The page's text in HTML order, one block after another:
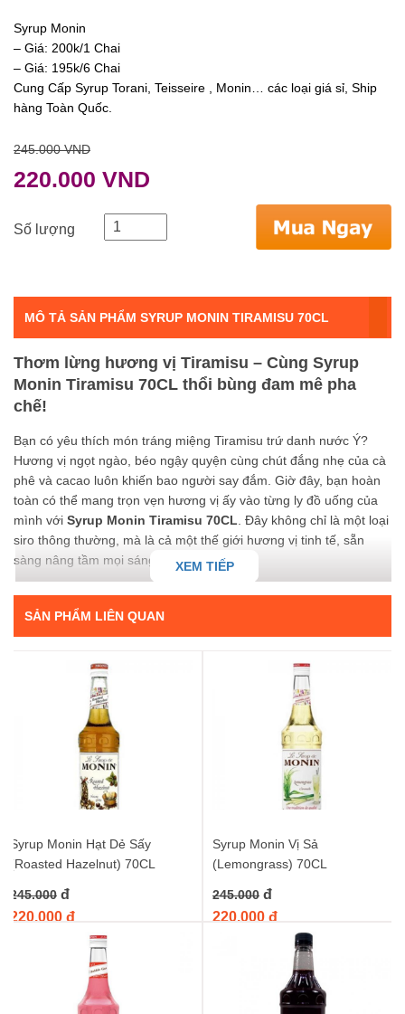
Syrup Monin
– Giá: 200k/1 Chai
– Giá: 195k/6 Chai
Cung Cấp Syrup Torani, Teisseire , Monin… các loại giá sỉ, Ship
hàng Toàn Quốc.
245.000 VND
220.000 VND
Số lượng
MÔ TẢ SẢN PHẨM SYRUP MONIN TIRAMISU 70CL
Thơm lừng hương vị Tiramisu – Cùng Syrup
Monin Tiramisu 70CL thổi bùng đam mê pha
chế!
Bạn có yêu thích món tráng miệng Tiramisu trứ danh nước Ý?
Hương vị ngọt ngào, béo ngậy quyện cùng chút đắng nhẹ của cà
phê và cacao luôn khiến bao người say đắm. Giờ đây, bạn hoàn
toàn có thể mang trọn vẹn hương vị ấy vào từng ly đồ uống của
mình với Syrup Monin Tiramisu 70CL . Đây không chỉ là một loại
siro thông thường, mà là cả một thế giới hương vị tinh tế, sẵn
sàng nâng tầm mọi sáng tạo của bạn.
chinh phục giới mộ điệu bằng chai
bánh Tiramisu mềm mịn ngay trong ly nước. Từ nốt hương ngọt
ngào của kem mascarpone, đến sự ấm áp của rượu rum (hoặc
vani tùy phiên bản), và cuối cùng là dư vị vấn vương của cà phê
espresso đậm đặc, tất cả đều được tái hiện một cách hoàn hảo.
Tại sao bạn nên chọn Syrup Monin Tiramisu 70CL?
Hương vị đích thực:
Monin luôn cam kết mang đến
cũng không ngoại lệ, đảm bảo mang đến trải nghiệm
Tiramisu nguyên bản cho đồ uống của bạn.
Monin Tiramisu 70CL
còn là "người bạn đồng hành" tuyệt
vời cho các món đá xay, cocktail, mocktail, trà sữa, hoặc
thậm chí là các món tráng miệng như bánh kếp, kem tươi.
Hãy thỏa sức sáng tạo và khám phá những công thức độc
Chất lượng vượt trội:
Với kinh nghiệm lâu năm trong
XEM TIẾP
SẢN PHẨM LIÊN QUAN
Syrup Monin Hạt Dẻ Sấy
(Roasted Hazelnut) 70CL
245.000 đ
220.000 đ
Syrup Monin Vị Sả
(Lemongrass) 70CL
245.000 đ
220.000 đ